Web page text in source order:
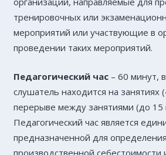
тренировочных или
мероприятий или участвующие в
проведении таких мероприятий.
Педагогический час – 60 минут,
слушатель находится на занятиях
перерыве между занятиями (до 15
Педагогический час является
предназначенной для определения
производственной себестоимости